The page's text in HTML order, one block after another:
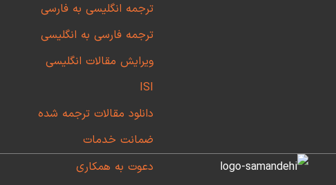
ترجمه انگلیسی به فارسی
ترجمه فارسی به انگلیسی
ویرایش مقالات انگلیسی
ISI
دانلود مقالات ترجمه شده
ضمانت خدمات
دعوت به همکاری